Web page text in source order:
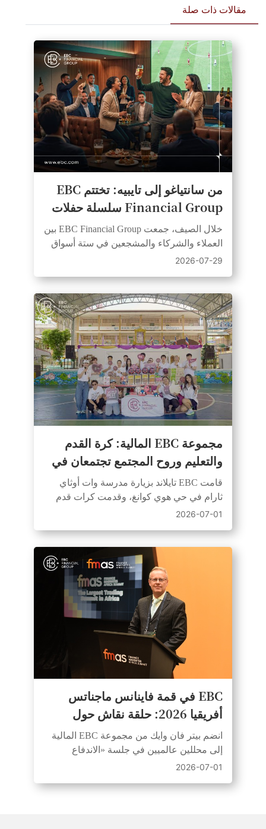
مقالات ذات صلة
من سانتياغو إلى تايبيه: تختتم EBC
Financial Group سلسلة حفلات
مشاهدة حمى كرة القدم لعام 2026
خلال الصيف، جمعت EBC Financial Group بين
العملاء والشركاء والمشجعين في ستة أسواق
وثلاث قارات عبر فعاليات كرة قدم مباشرة.
2026-07-29
مجموعة EBC المالية: كرة القدم
والتعليم وروح المجتمع تجتمعان في
يوم المسؤولية الاجتماعية لمدرسة
بانكوك
قامت EBC تايلاند بزيارة مدرسة وات أوثاي
ثارام في حي هوي كوانغ، وقدمت كرات قدم
2026-07-01
EBC في قمة فاينانس ماجناتس
أفريقيا 2026: حلقة نقاش حول
المعادن الثمينة تتصدر المشهد في
كيب تاون
انضم بيتر فان وايك من مجموعة EBC المالية
إلى محللين عالميين في جلسة «الاندفاع
2026-07-01